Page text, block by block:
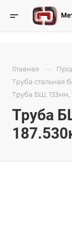
Главная —
Труба стальная
Труба БШ, 133мм,
Труба